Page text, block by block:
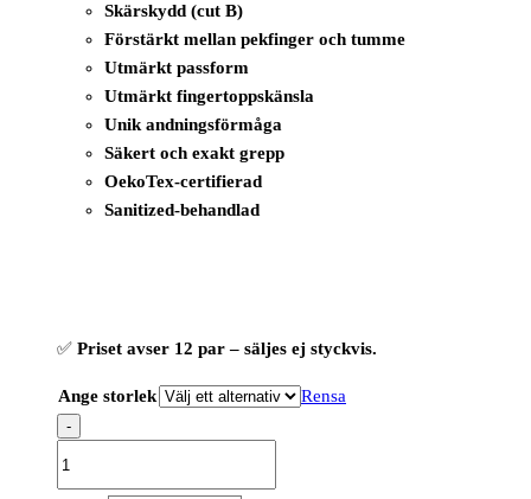
Skärskydd (cut B)
Förstärkt mellan pekfinger och tumme
Utmärkt passform
Utmärkt fingertoppskänsla
Unik andningsförmåga
Säkert och exakt grepp
OekoTex-certifierad
Sanitized-behandlad
✅ Priset avser 12 par – säljes ej styckvis.
Ange storlek Rensa
-